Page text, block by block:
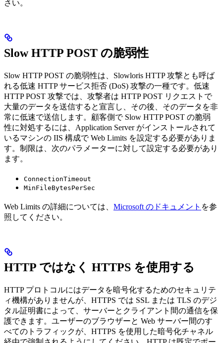
さい。
Slow HTTP POST の脆弱性
Slow HTTP POST の脆弱性は、Slowloris HTTP 攻撃とも呼ば
れる低速 HTTP サービス拒否 (DoS) 攻撃の一種です。低速
HTTP POST 攻撃では、攻撃者は HTTP POST リクエストで
大量のデータを送信すると宣言し、その後、そのデータを非
常に低速で送信します。顧客側で Slow HTTP POST の脆弱
性に対処するには、Application Server がインストールされて
いるマシンの IIS 構成で Web Limits を設定する必要がありま
す。制限は、次のパラメーターに対して設定する必要があり
ます。
ConnectionTimeout
MinFileBytesPerSec
Web Limits の詳細については、 Microsoft のドキュメント を参
照してください。
HTTP ではなく HTTPS を使用する
HTTP プロトコルにはデータを暗号化するためのセキュリテ
ィ機構がありませんが、HTTPS では SSL または TLS のデジ
タル証明書によって、サーバーとクライアント間の通信を保
護できます。ユーザーのブラウザーと Web サーバー間のす
べてのトラフィックが、HTTPS を使用した暗号化チャネル